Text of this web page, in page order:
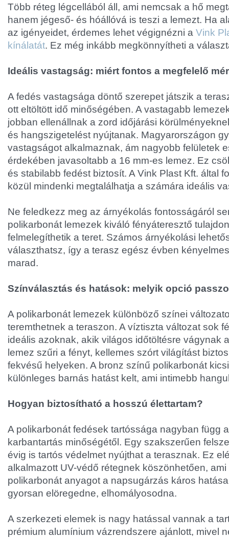
Több réteg légcellából áll, ami nemcsak a hő
hanem jégeső- és hóállóvá is teszi a lemezt. Ha
az igényeidet, érdemes lehet végignézni a Vink
kínálatát. Ez még inkább megkönnyítheti a
Ideális vastagság: miért fontos a megfelelő
A fedés vastagsága döntő szerepet játszik a
ott eltöltött idő minőségében. A vastagabb
jobban ellenállnak a zord időjárási
és hangszigetelést nyújtanak. Magyarországon
vastagságot alkalmaznak, ám nagyobb felületek
érdekében javasoltabb a 16 mm-es lemez. Ez
és stabilabb fedést biztosít. A Vink Plast Kft. által
közül mindenki megtalálhatja a számára ideális
Ne feledkezz meg az árnyékolás fontosságáról
polikarbonát lemezek kiváló fényáteresztő
felmelegíthetik a teret. Számos árnyékolási
választhatsz, így a terasz egész évben
marad.
Színválasztás és hatások: melyik opció
A polikarbonát lemezek különböző színei
teremthetnek a teraszon. A víztiszta változat sok
ideális azoknak, akik világos időtöltésre vágynak
lemez szűri a fényt, kellemes szórt világítást
fekvésű helyeken. A bronz színű polikarbonát
különleges barnás hatást kelt, ami intimebb
Hogyan biztosítható a hosszú élettartam?
A polikarbonát fedések tartóssága nagyban függ
karbantartás minőségétől. Egy szakszerűen
évig is tartós védelmet nyújthat a terasznak. Ez
alkalmazott UV-védő rétegnek köszönhetően,
polikarbonát anyagot a napsugárzás káros
gyorsan elöregedne, elhomályosodna.
A szerkezeti elemek is nagy hatással vannak a
prémium alumínium vázrendszere ajánlott, mivel